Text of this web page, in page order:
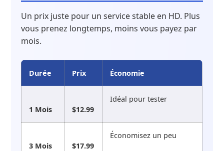
Un prix juste pour un service stable en HD. Plus
vous prenez longtemps, moins vous payez par
mois.
Durée Prix Économie
1 Mois $12.99
Idéal pour tester
3 Mois $17.99
Économisez un peu